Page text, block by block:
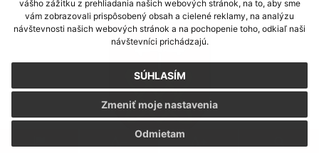
vášho zážitku z prehliadania našich webových stránok, na to, aby sme
vám zobrazovali prispôsobený obsah a cielené reklamy, na analýzu
návštevnosti našich webových stránok a na pochopenie toho, odkiaľ naši
návštevníci prichádzajú.
SÚHLASÍM
Odmietam
Zmeniť moje nastavenia